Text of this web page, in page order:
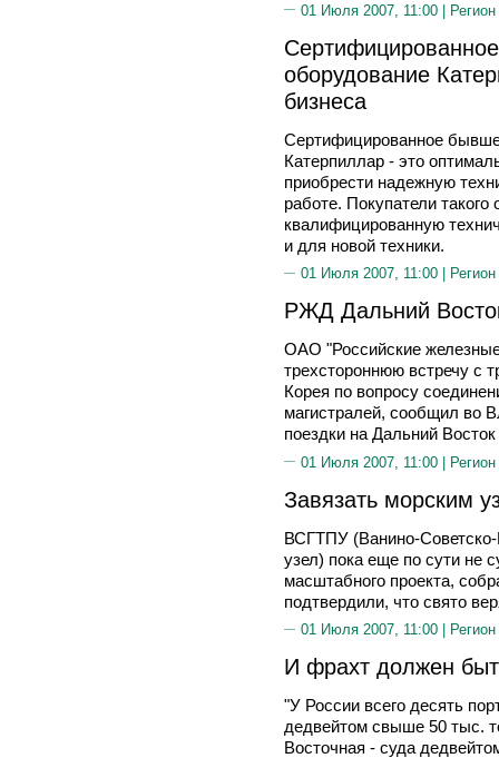
01 Июля 2007, 11:00 |
оборудование
бизнеса
Сертифицированное
Катерпиллар - это
приобрести надежную
работе. Покупатели
квалифицированную
и для новой техники.
01 Июля 2007, 11:00 |
РЖД Дальний
ОАО "Российские
трехстороннюю встречу с
Корея по вопросу
магистралей, сообщил во
поездки на Дальний
01 Июля 2007, 11:00 |
Завязать морским
ВСГТПУ (Ванино-
узел) пока еще по сути не
масштабного проекта,
подтвердили, что свято
01 Июля 2007, 11:00 |
И фрахт должен
"У России всего десять
дедвейтом свыше 50 тыс.
Восточная - суда